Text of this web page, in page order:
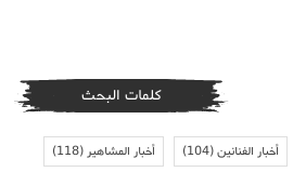
كلمات البحث
أخبار الفنانين(104) أخبار المشاهير(118)